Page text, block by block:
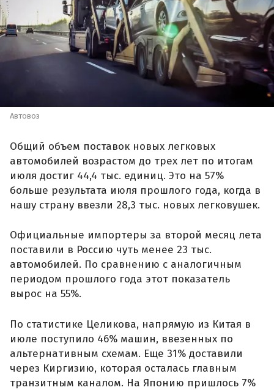
Автовоз
Общий объем поставок новых легковых
автомобилей возрастом до трех лет по итогам
июля достиг 44,4 тыс. единиц. Это на 57%
больше результата июля прошлого года, когда в
нашу страну ввезли 28,3 тыс. новых легковушек.
Официальные импортеры за второй месяц лета
поставили в Россию чуть менее 23 тыс.
автомобилей. По сравнению с аналогичным
периодом прошлого года этот показатель
вырос на 55%.
По статистике Целикова, напрямую из Китая в
июле поступило 46% машин, ввезенных по
альтернативным схемам. Еще 31% доставили
через Киргизию, которая осталась главным
транзитным каналом. На Японию пришлось 7%